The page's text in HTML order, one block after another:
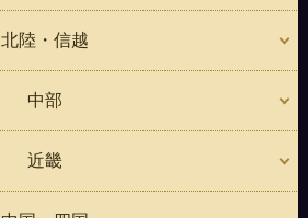
北陸・信越
中部
近畿